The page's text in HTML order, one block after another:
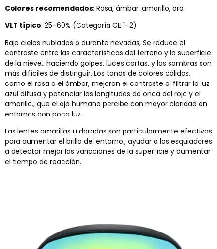
Colores recomendados: Rosa, ámbar, amarillo, oro
VLT típico: 25–60% (Categoría CE 1–2)
Bajo cielos nublados o durante nevadas, Se reduce el
contraste entre las características del terreno y la superficie
de la nieve., haciendo golpes, luces cortas, y las sombras son
más difíciles de distinguir. Los tonos de colores cálidos,
como el rosa o el ámbar, mejoran el contraste al filtrar la luz
azul difusa y potenciar las longitudes de onda del rojo y el
amarillo., que el ojo humano percibe con mayor claridad en
entornos con poca luz.
Las lentes amarillas u doradas son particularmente efectivas
para aumentar el brillo del entorno., ayudar a los esquiadores
a detectar mejor las variaciones de la superficie y aumentar
el tiempo de reacción.